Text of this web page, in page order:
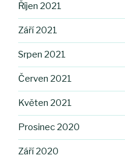
Říjen 2021
Září 2021
Srpen 2021
Červen 2021
Květen 2021
Prosinec 2020
Září 2020